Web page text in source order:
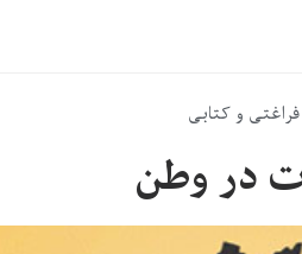
فراغتی و کتابی
در وطن